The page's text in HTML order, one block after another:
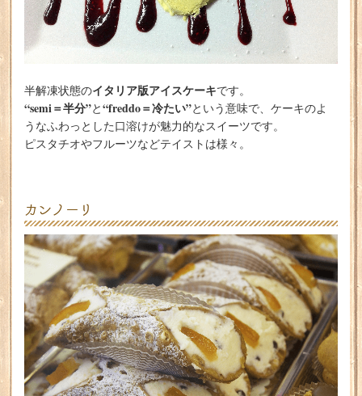
半解凍状態のイタリア版アイスケーキです。
“semi＝半分”と“freddo＝冷たい”という意味で、ケーキのよ
うなふわっとした口溶けが魅力的なスイーツです。
ピスタチオやフルーツなどテイストは様々。
カンノーリ